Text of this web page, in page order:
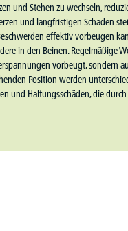
und Stehen zu wechseln,
und langfristigen Schäden
effektiv vorbeugen
in den Beinen. Regelmäßige
vorbeugt, sondern
Position werden
und Haltungsschäden, die